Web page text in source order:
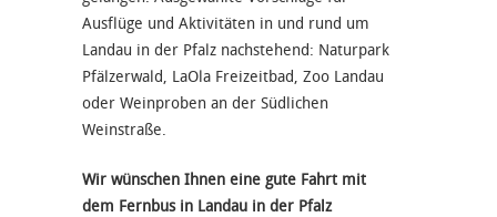
Ausflüge und Aktivitäten in und rund um
Landau in der Pfalz nachstehend: Naturpark
Pfälzerwald, LaOla Freizeitbad, Zoo Landau
oder Weinproben an der Südlichen
Weinstraße.
Wir wünschen Ihnen eine gute Fahrt mit
dem Fernbus in Landau in der Pfalz